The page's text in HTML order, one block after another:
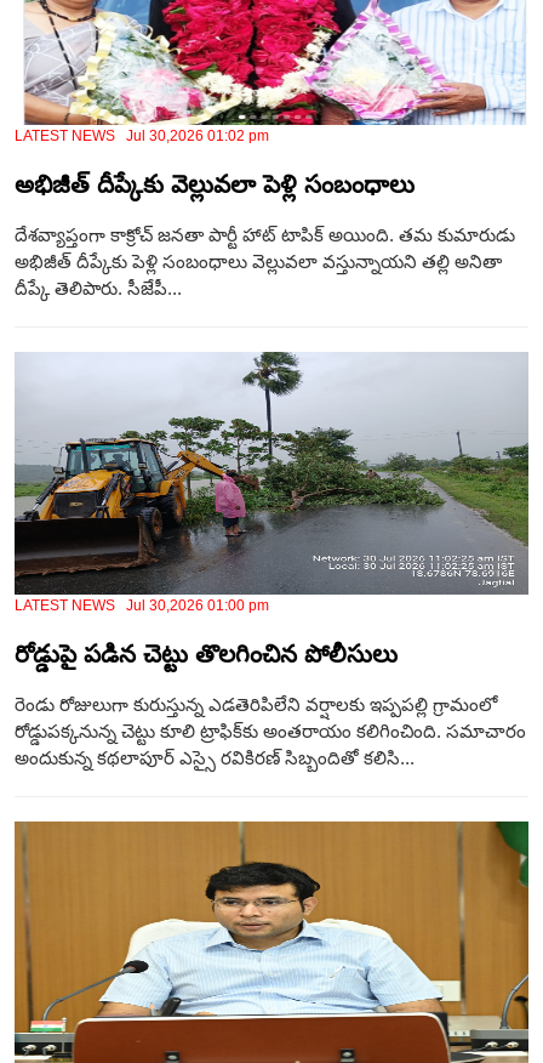
LATEST NEWS Jul 30,2026 01:02 pm
అభిజీత్ దీప్కేకు వెల్లువలా పెళ్లి సంబంధాలు
దేశవ్యాప్తంగా కాక్రోచ్ జనతా పార్టీ హాట్ టాపిక్ అయింది. తమ కుమారుడు
అభిజీత్ దీప్కేకు పెళ్లి సంబంధాలు వెల్లువలా వస్తున్నాయని తల్లి అనితా
దీప్కే తెలిపారు. సీజేపీ...
LATEST NEWS Jul 30,2026 01:00 pm
రోడ్డుపై పడిన చెట్టు తొలగించిన పోలీసులు
రెండు రోజులుగా కురుస్తున్న ఎడతెరిపిలేని వర్షాలకు ఇప్పపల్లి గ్రామంలో
రోడ్డుపక్కనున్న చెట్టు కూలి ట్రాఫిక్‌కు అంతరాయం కలిగించింది. సమాచారం
అందుకున్న కథలాపూర్ ఎస్సై రవికిరణ్ సిబ్బందితో కలిసి...